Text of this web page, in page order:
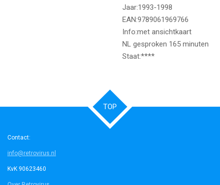
Jaar:1993-1998
EAN:9789061969766
Info:met ansichtkaart
NL gesproken 165 minuten
Staat:****
TOP
Contact:
info@retrovirus.nl
KvK 90623460